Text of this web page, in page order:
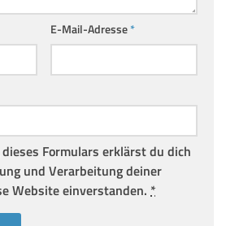
E-Mail-Adresse*
Formulars erklärst du dich
und Verarbeitung deiner
Website einverstanden. *